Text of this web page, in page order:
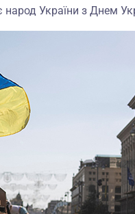
народ України з Днем